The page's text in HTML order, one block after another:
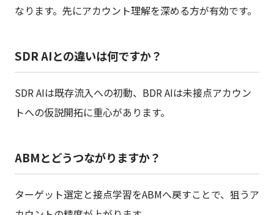
なります。先にアカウント理解を深める方が有効です。
SDR AIとの違いは何ですか？
SDR AIは既存流入への初動、BDR AIは未接点アカウン
トへの仮説開拓に重心があります。
ABMとどうつながりますか？
ターゲット選定と接点学習をABMへ戻すことで、狙うア